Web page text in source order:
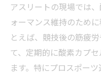
アスリートの現場では
ォーマンス維持のため
とえば、競技後の筋疲
て、定期的に酸素カプ
ます。特にプロスポー